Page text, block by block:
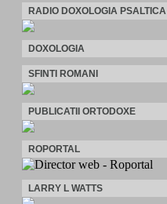
RADIO DOXOLOGIA PSALTICA
DOXOLOGIA
SFINTI ROMANI
PUBLICATII ORTODOXE
ROPORTAL
LARRY L WATTS